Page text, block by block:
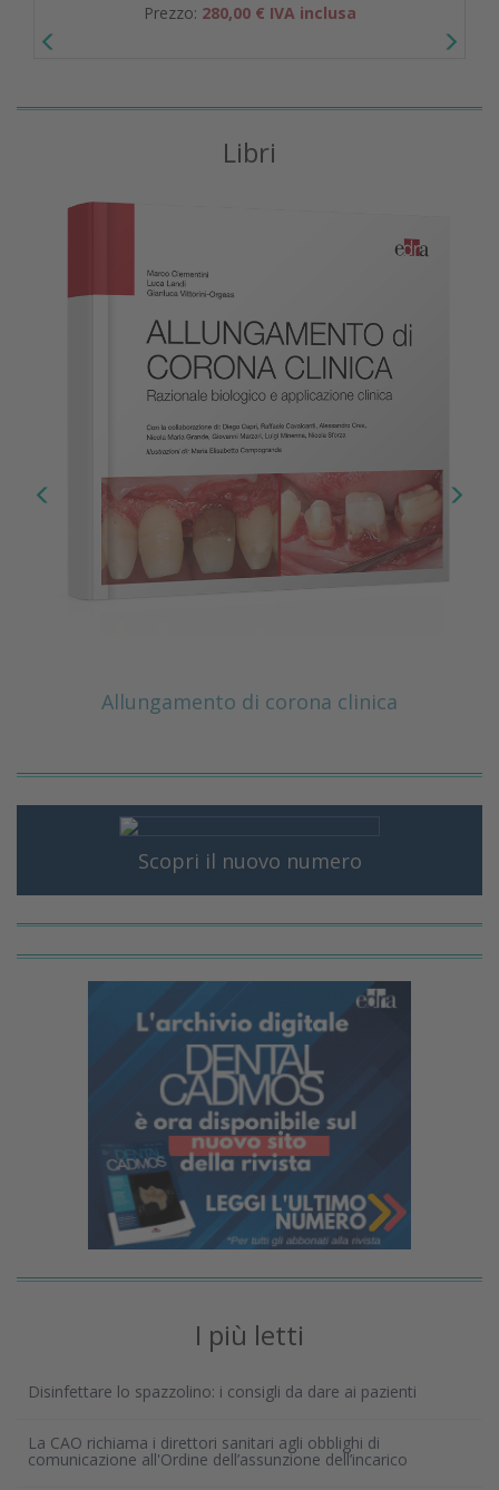
Prezzo: 280,00 € IVA inclusa
Libri
Allungamento di corona clinica
Scopri il nuovo numero
I più letti
Disinfettare lo spazzolino: i consigli da dare ai pazienti
La CAO richiama i direttori sanitari agli obblighi di
comunicazione all'Ordine dell’assunzione dell’incarico